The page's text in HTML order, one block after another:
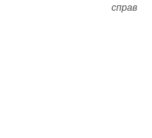
справ